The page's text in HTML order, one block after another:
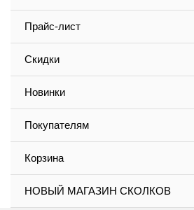
Прайс-лист
Скидки
Новинки
Покупателям
Корзина
НОВЫЙ МАГАЗИН СКОЛКОВ